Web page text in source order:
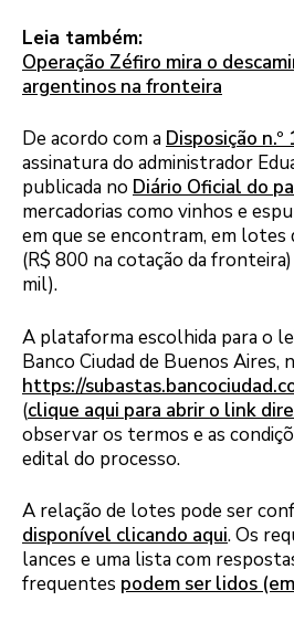
Leia também:
Operação Zéfiro mira o
argentinos na fronteira
De acordo com a Disposição
assinatura do administrador
publicada no Diário Oficial do
mercadorias como vinhos e
em que se encontram, em lotes
(R$ 800 na cotação da
mil).
A plataforma escolhida para o
Banco Ciudad de Buenos Aires,
https://
(clique aqui para abrir o link
observar os termos e as
edital do processo.
A relação de lotes pode ser
disponível clicando aqui. Os
lances e uma lista com
frequentes podem ser lidos